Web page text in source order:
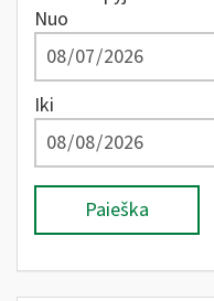
Nuo
Iki
Paieška